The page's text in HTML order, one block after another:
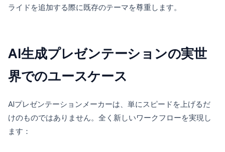
ライドを追加する際に既存のテーマを尊重します。
AI生成プレゼンテーションの実世
界でのユースケース
AIプレゼンテーションメーカーは、単にスピードを上げるだ
けのものではありません。全く新しいワークフローを実現し
ます：